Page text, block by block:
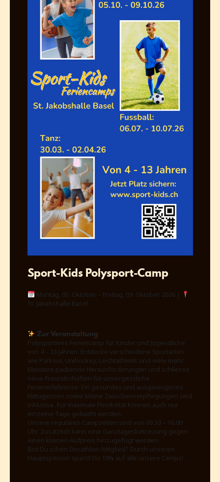
Sport-Kids Polysport-Camp
Montag, 05. Oktober – Freitag, 09. Oktober 2026 |
St. Jakobshalle Basel
Zur Veranstaltung
Polysportives Feriencamp für Kinder und Jugendliche
von 4 – 13 Jahren. Entdecke verschiedene Sportarten
wie Parkour, Unihockey, Leichtathletik und viele mehr.
Meistere packende Herausforderungen und schliesse
neue Freundschaften für unvergessliche
Ferienerlebnisse. Ein gesundes und ausgewogenes
Mittagessen sowie kleine Zwischenverpflegungen sind
inklusive. Für maximale Flexibilität können auch nur
einzelne Tage gebucht werden.
Unsere regulären Campzeiten sind von 09.30 – 16.00
Uhr. Zusätzlich kann eine Ganztagesbetreuung gegen
einen kleinen Aufpreis hinzugefügt werden.
Bist Du schon Decathlon-Mitglied? Durch unseren
Hauptsponsor sparst Du 10% auf alle unsere Camps!